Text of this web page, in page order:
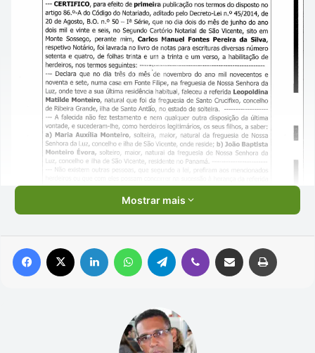
Mostrar mais
Facebook Linkedin WhatsAppTelegram Viber Compartilhar via e-mail